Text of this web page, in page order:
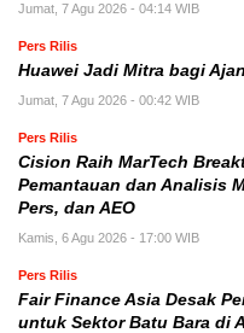
Jumat, 7 Agu 2026 - 04:14 WIB
Pers Rilis
Huawei Jadi Mitra bagi
Jumat, 7 Agu 2026 - 00:42 WIB
Pers Rilis
Cision Raih MarTech
Pemantauan dan Analisis
Pers, dan AEO
Kamis, 6 Agu 2026 - 17:00 WIB
Pers Rilis
Fair Finance Asia Desak
untuk Sektor Batu Bara di